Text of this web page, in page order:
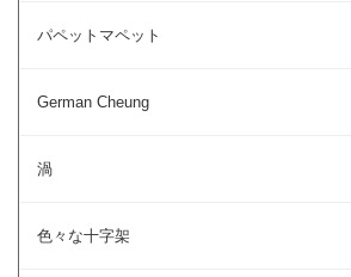
パペットマペット
German Cheung
渦
色々な十字架